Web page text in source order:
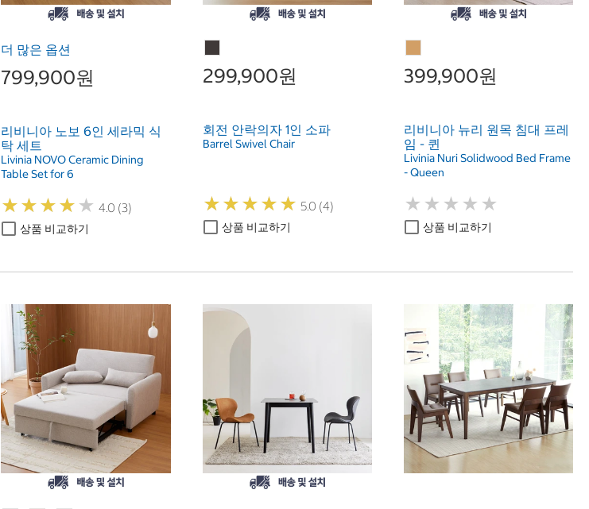
더 많은 옵션
799,900원
리비니아 노보 6인 세라믹 식
탁 세트
Livinia NOVO Ceramic Dining
Table Set for 6
★★★★ ★
★★★★ ★ 4.0 (3)
상품 비교하기
299,900원
회전 안락의자 1인 소파
Barrel Swivel Chair
★★★★★
★★★★★ 5.0 (4)
상품 비교하기
399,900원
리비니아 뉴리 원목 침대 프레
임 - 퀸
Livinia Nuri Solidwood Bed Frame
- Queen
★ ★ ★ ★ ★
★ ★ ★ ★ ★
상품 비교하기